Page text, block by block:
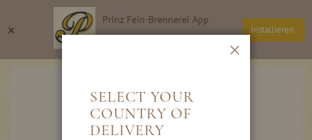
× Prinz Fein-Brennerei App
Installieren
Inhalt
Suche
SELECT YOUR
COUNTRY OF
DELIVERY